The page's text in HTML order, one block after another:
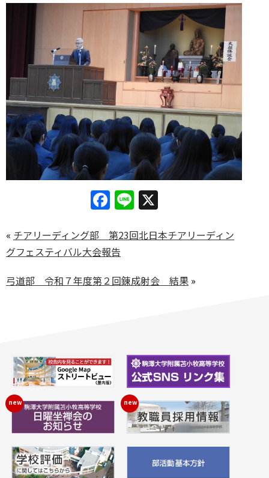
Facebook
Line
« チアリーディング部 第23回北日本チアリーディン
グフェスティバル大会報告
弓道部 令和７年度第２回錬成射会 結果 »